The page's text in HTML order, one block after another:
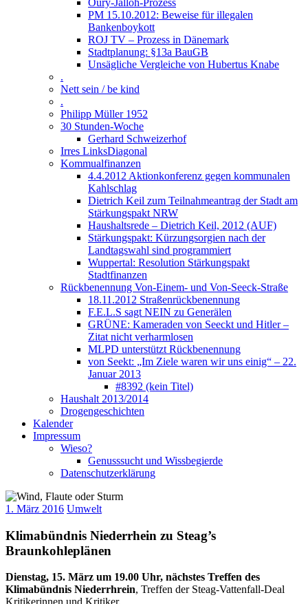
Oury-Jalloh-Prozess
PM 15.10.2012: Beweise für illegalen
Bankenboykott
ROJ TV – Prozess in Dänemark
Stadtplanung: §13a BauGB
Unsägliche Vergleiche von Hubertus Knabe
.
Nett sein / be kind
.
Philipp Müller 1952
30 Stunden-Woche
Gerhard Schweizerhof
Irres LinksDiagonal
Kommualfinanzen
4.4.2012 Aktionkonferenz gegen kommunalen
Kahlschlag
Dietrich Keil zum Teilnahmeantrag der Stadt am
Stärkungspakt NRW
Haushaltsrede – Dietrich Keil, 2012 (AUF)
Stärkungspakt: Kürzungsorgien nach der
Landtagswahl sind programmiert
Wuppertal: Resolution Stärkungspakt
Stadtfinanzen
Rückbenennung Von-Einem- und Von-Seeck-Straße
18.11.2012 Straßenrückbenennung
F.E.L.S sagt NEIN zu Generälen
GRÜNE: Kameraden von Seeckt und Hitler –
Zitat nicht verharmlosen
MLPD unterstützt Rückbenennung
von Seekt: „Im Ziele waren wir uns einig“ – 22.
Januar 2013
#8392 (kein Titel)
Haushalt 2013/2014
Drogengeschichten
Kalender
Impressum
Wieso?
Genusssucht und Wissbegierde
Datenschutzerklärung
1. März 2016 Umwelt
Klimabündnis Niederrhein zu Steag’s
Braunkohleplänen
Dienstag, 15. März um 19.00 Uhr, nächstes Treffen des
Klimabündnis Niederrhrein, Treffen der Steag-Vattenfall-Deal